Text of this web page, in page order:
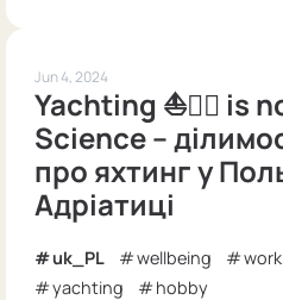
Jun 4, 2024
Yachting ⛵️🏴‍☠️ is
Science --
про яхтинг у
Адріатиці
uk_PL wellbeing
yachting
hobby